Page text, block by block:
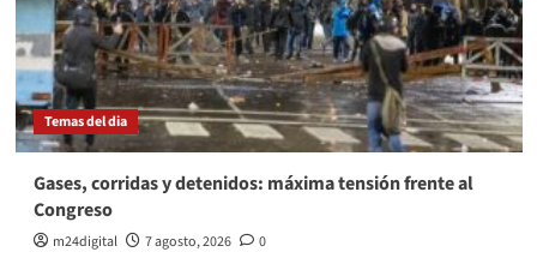
Temas del dia
Gases, corridas y detenidos: máxima tensión frente al
Congreso
m24digital 7 agosto, 2026 0